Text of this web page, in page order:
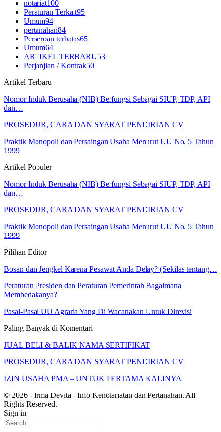
notariat100
Peraturan Terkait95
Umum94
pertanahan84
Perseroan terbatas65
Umum64
ARTIKEL TERBARU53
Perjanjian / Kontrak50
Artikel Terbaru
Nomor Induk Berusaha (NIB) Berfungsi Sebagai SIUP, TDP, API
dan…
PROSEDUR, CARA DAN SYARAT PENDIRIAN CV
Praktik Monopoli dan Persaingan Usaha Menurut UU No. 5 Tahun
1999
Artikel Populer
Nomor Induk Berusaha (NIB) Berfungsi Sebagai SIUP, TDP, API
dan…
PROSEDUR, CARA DAN SYARAT PENDIRIAN CV
Praktik Monopoli dan Persaingan Usaha Menurut UU No. 5 Tahun
1999
Pilihan Editor
Bosan dan Jengkel Karena Pesawat Anda Delay? (Sekilas tentang…
Peraturan Presiden dan Peraturan Pemerintah Bagaimana
Membedakanya?
Pasal-Pasal UU Agraria Yang Di Wacanakan Untuk Direvisi
Paling Banyak di Komentari
JUAL BELI & BALIK NAMA SERTIFIKAT
PROSEDUR, CARA DAN SYARAT PENDIRIAN CV
IZIN USAHA PMA – UNTUK PERTAMA KALINYA
© 2026 - Irma Devita - Info Kenotariatan dan Pertanahan. All
Rights Reserved.
Sign in